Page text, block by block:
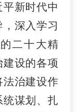
新时代中
深入学习
二十大精
设的各项
治建设作
谋划、扎